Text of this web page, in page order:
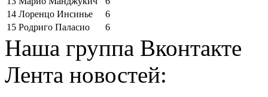
14 Лоренцо Инсинье
6
15 Родриго Паласио 6
Наша группа Вконтакте
Лента новостей: